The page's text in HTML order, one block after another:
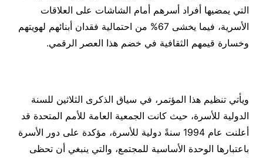
التي يمضيها أفراد أسرهم أمام الشاشات على العلاقات
الأسرية، فيما يخشى 67% من احتمالية فقدان أبنائهم لهويتهم
وخسارة قيمهم الثقافية في خضم هذا العصر الرقمي.
ويأتي تنظيم هذا المؤتمر، في سياق الذكرى الثلاثين للسنة
الدولية للأسرة، حيث كانت الجمعية العامة للأمم المتحدة قد
أعلنت عام 1994 سنةً دولية للأسرة، مؤكدة على دور الأسرة
باعتبارها الوحدة الأساسية للمجتمع، والتي ينبغي أن تحظى